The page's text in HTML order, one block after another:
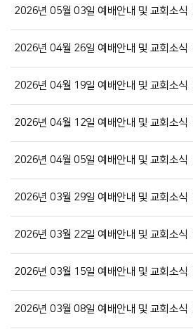
2026년 05월 03일 예배안내 및 교회소식
2026년 04월 26일 예배안내 및 교회소식
2026년 04월 19일 예배안내 및 교회소식
2026년 04월 12일 예배안내 및 교회소식
2026년 04월 05일 예배안내 및 교회소식
2026년 03월 29일 예배안내 및 교회소식
2026년 03월 22일 예배안내 및 교회소식
2026년 03월 15일 예배안내 및 교회소식
2026년 03월 08일 예배안내 및 교회소식